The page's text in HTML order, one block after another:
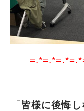
「 皆様に後悔